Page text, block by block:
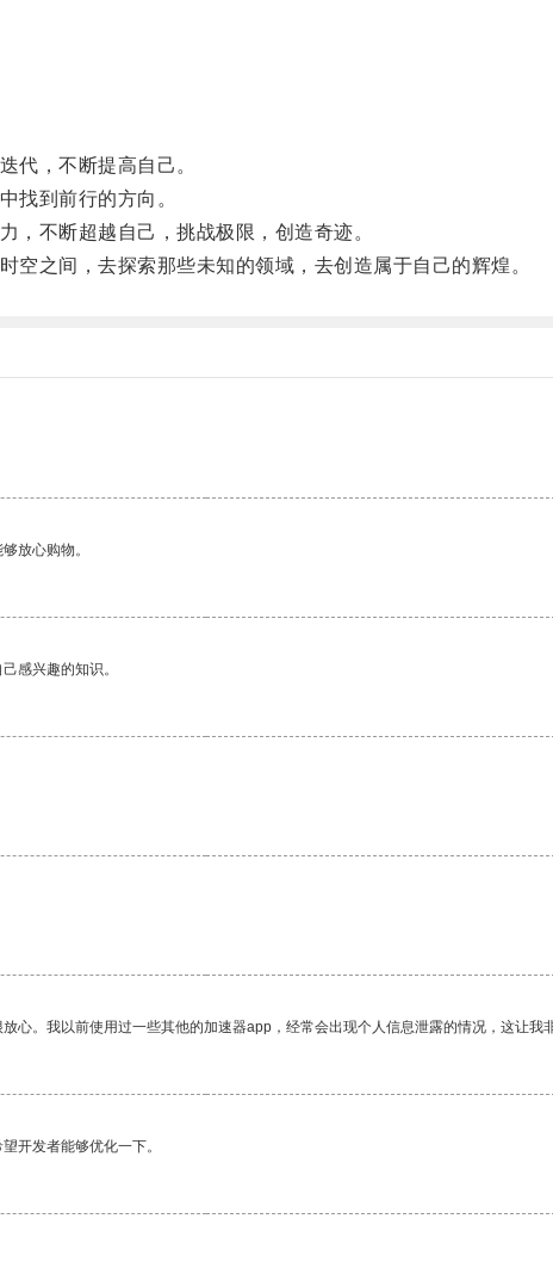
，不断提高自己。
到前行的方向。
不断超越自己，挑战极限，创造奇迹。
之间，去探索那些未知的领域，去创造属于自己的辉煌。
放心购物。
感兴趣的知识。
心。我以前使用过一些其他的加速器app，经常会出现个人信息泄露的情况，这让我
开发者能够优化一下。